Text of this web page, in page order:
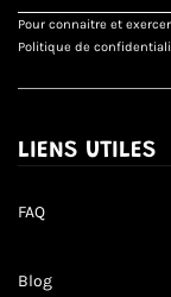
POUR
RECEVOIR
LES
OFFRES
ET
Pour connaitre et
Politique de
LIENS UTILES
FAQ
Blog